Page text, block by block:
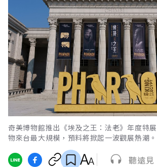
奇美博物館推出《埃及之王：法老》年度特
物來台最大規模，預料將掀起一波觀展熱潮
聽遠見